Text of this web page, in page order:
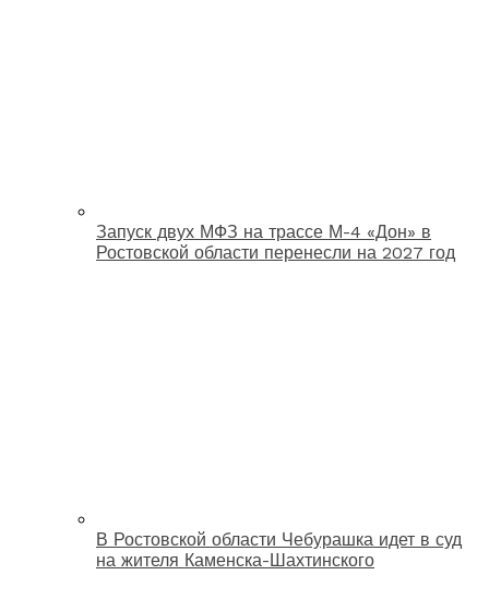
Запуск двух МФЗ на трассе М-4 «Дон» в
Ростовской области перенесли на 2027 год
В Ростовской области Чебурашка идет в суд
на жителя Каменска-Шахтинского